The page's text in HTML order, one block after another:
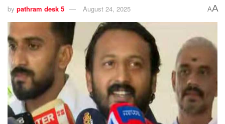
by pathram desk 5 August 24, 2025 AA